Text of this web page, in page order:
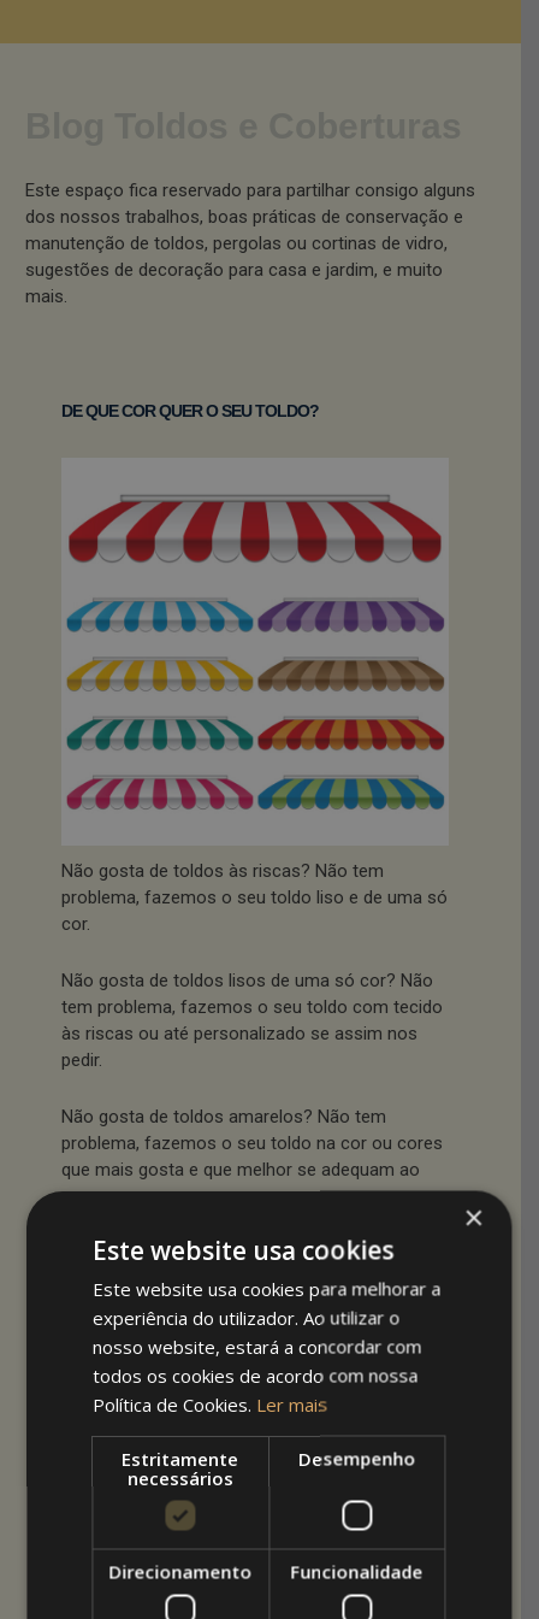
Este espaço fica reservado para partilhar consigo alguns
dos nossos trabalhos, boas práticas de conservação e
manutenção de toldos, pergolas ou cortinas de vidro,
sugestões de decoração para casa e jardim, e muito
mais.
DE QUE COR QUER O SEU TOLDO?
Não gosta de toldos às riscas? Não tem
problema, fazemos o seu toldo liso e de uma só
cor.
Não gosta de toldos lisos de uma só cor? Não
tem problema, fazemos o seu toldo com tecido
às riscas ou até personalizado se assim nos
pedir.
Não gosta de toldos amarelos? Não tem
problema, fazemos o seu toldo na cor ou cores
que mais gosta e que melhor se adequam ao
seu espaço.
Já partilhamos neste espaço várias dicas e
ideias para ajudar os nossos clientes a escolher
a melhor opção em Toldos para as suas casas
ou espaços comerciais. Por exemplo:
Já escrevemos sobreQue tecido escolher
para o meu toldo? , onde falamos sobre as
alternativas de tecido que pode escolher,
vantagens e desvantagens de cada um;
Já falamos das opções
Toldo Manual ou
Toldo Eléctrico?
, onde explicamos as
características de cada um para que o
cliente escolha a melhor opção para si;
×
Este website usa cookies
Este website usa cookies para melhorar a
experiência do utilizador. Ao utilizar o
nosso website, estará a concordar com
todos os cookies de acordo com nossa
Política de Cookies. Ler mais
Estritamente
necessários
Desempenho
Direcionamento Funcionalidade